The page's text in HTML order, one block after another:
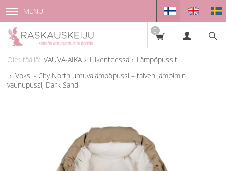
MENU
0
VAUVA-AIKA Liikenteessä
Lämpöpussit
Voksi - City North untuvalämpöpussi – talven lämpimin
vaunupussi, Dark Sand